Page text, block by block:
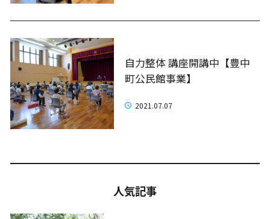
自力整体 講座開講中【豊中
町公民館事業】
2021.07.07
人気記事